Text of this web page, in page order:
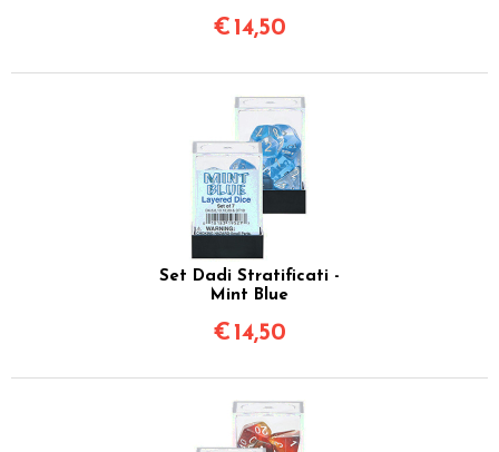
€ 14,50
Set Dadi Stratificati -
Mint Blue
€ 14,50